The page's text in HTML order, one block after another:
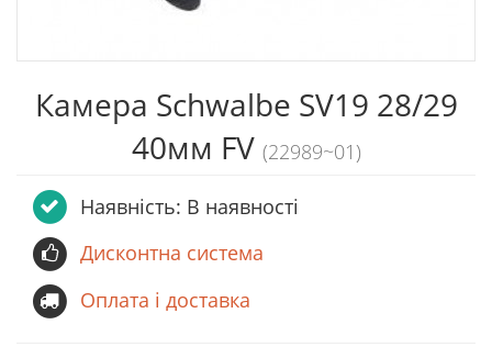
Камера Schwalbe SV19 28/29
40мм FV (22989~01)
Наявність: В наявності
Дисконтна система
Оплата і доставка